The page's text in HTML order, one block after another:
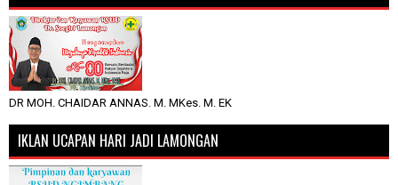
DR MOH. CHAIDAR ANNAS. M. MKes. M. EK
IKLAN UCAPAN HARI JADI LAMONGAN